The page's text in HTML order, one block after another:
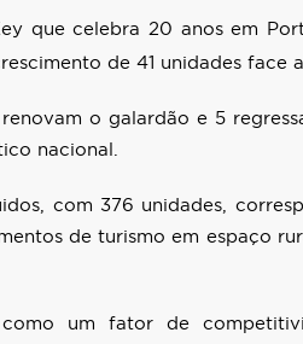
que celebra 20 anos em
de 41 unidades face
o galardão e 5
nacional.
com 376 unidades,
de turismo em espaço
um fator de